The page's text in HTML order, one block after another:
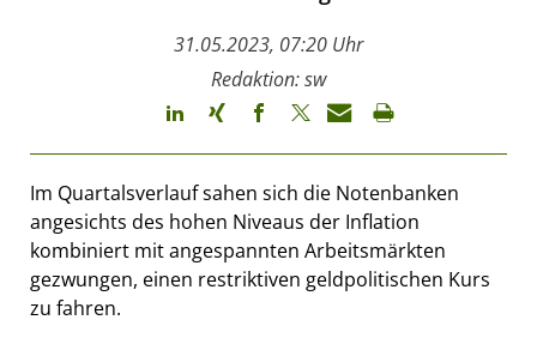
31.05.2023, 07:20 Uhr
Redaktion: sw
Im Quartalsverlauf sahen sich die Notenbanken
angesichts des hohen Niveaus der Inflation
kombiniert mit angespannten Arbeitsmärkten
gezwungen, einen restriktiven geldpolitischen Kurs
zu fahren.